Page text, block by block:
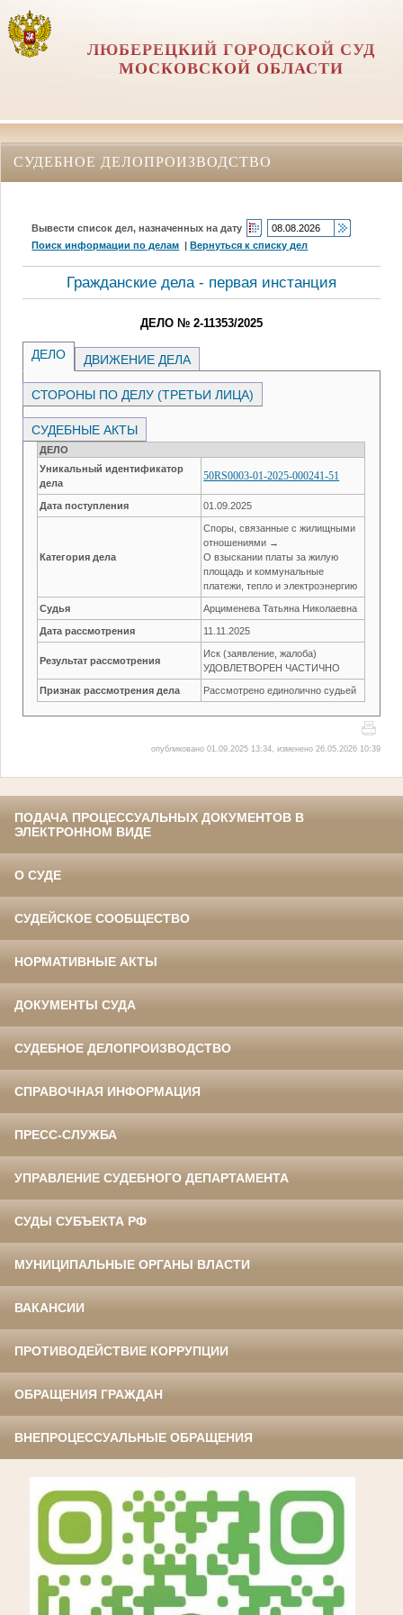
ЛЮБЕРЕЦКИЙ ГОРОДСКОЙ СУД
МОСКОВСКОЙ ОБЛАСТИ
СУДЕБНОЕ ДЕЛОПРОИЗВОДСТВО
Вывести список дел, назначенных на дату
Поиск информации по делам |Вернуться к списку дел
Гражданские дела - первая инстанция
ДЕЛО № 2-11353/2025
ДЕЛО ДВИЖЕНИЕ ДЕЛА
СТОРОНЫ ПО ДЕЛУ (ТРЕТЬИ ЛИЦА)
СУДЕБНЫЕ АКТЫ
ДЕЛО
Уникальный идентификатор
дела
50RS0003-01-2025-000241-51
Дата поступления 01.09.2025
Категория дела
Споры, связанные с жилищными
отношениями →
О взыскании платы за жилую
площадь и коммунальные
платежи, тепло и электроэнергию
Судья Арцименева Татьяна Николаевна
Дата рассмотрения 11.11.2025
Результат рассмотрения
Иск (заявление, жалоба)
УДОВЛЕТВОРЕН ЧАСТИЧНО
Признак рассмотрения дела Рассмотрено единолично судьей
опубликовано 01.09.2025 13:34, изменено 26.05.2026 10:39
ПОДАЧА ПРОЦЕССУАЛЬНЫХ ДОКУМЕНТОВ В
ЭЛЕКТРОННОМ ВИДЕ
О СУДЕ
СУДЕЙСКОЕ СООБЩЕСТВО
НОРМАТИВНЫЕ АКТЫ
ДОКУМЕНТЫ СУДА
СУДЕБНОЕ ДЕЛОПРОИЗВОДСТВО
СПРАВОЧНАЯ ИНФОРМАЦИЯ
ПРЕСС-СЛУЖБА
УПРАВЛЕНИЕ СУДЕБНОГО ДЕПАРТАМЕНТА
СУДЫ СУБЪЕКТА РФ
МУНИЦИПАЛЬНЫЕ ОРГАНЫ ВЛАСТИ
ВАКАНСИИ
ПРОТИВОДЕЙСТВИЕ КОРРУПЦИИ
ОБРАЩЕНИЯ ГРАЖДАН
ВНЕПРОЦЕССУАЛЬНЫЕ ОБРАЩЕНИЯ